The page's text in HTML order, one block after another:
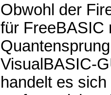
Obwohl der
für FreeBASIC
VisualBASIC-
handelt es